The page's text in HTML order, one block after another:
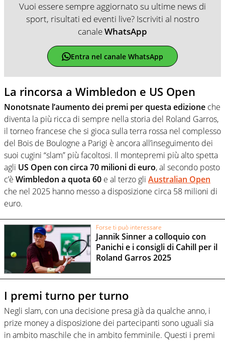
Vuoi essere sempre aggiornato su ultime news di
sport, risultati ed eventi live? Iscriviti al nostro
canaleWhatsApp
Entra nel canale WhatsApp
La rincorsa a Wimbledon e US Open
Nonotsnate l’aumento dei premi per questa edizione che
diventa la più ricca di sempre nella storia del Roland Garros,
il torneo francese che si gioca sulla terra rossa nel complesso
del Bois de Boulogne a Parigi è ancora all’inseguimento dei
suoi cugini “slam” più facoltosi. Il montepremi più alto spetta
agli US Open con circa 70 milioni di euro, al secondo posto
c’è Wimbledon a quota 60 e al terzo gli Australian Open
che nel 2025 hanno messo a disposizione circa 58 milioni di
euro.
Forse ti può interessare
Jannik Sinner a colloquio con
Panichi e i consigli di Cahill per il
Roland Garros 2025
I premi turno per turno
Negli slam, con una decisione presa già da qualche anno, i
prize money a disposizione dei partecipanti sono uguali sia
in ambito maschile che in ambito femminile. Questi i premi